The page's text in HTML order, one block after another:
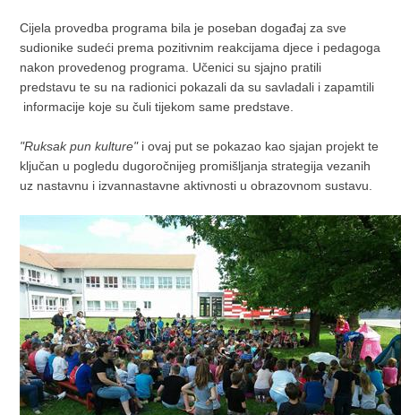
Cijela provedba programa bila je poseban događaj za sve
sudionike sudeći prema pozitivnim reakcijama djece i pedagoga
nakon provedenog programa. Učenici su sjajno pratili
predstavu te su na radionici pokazali da su savladali i zapamtili
informacije koje su čuli tijekom same predstave.
"Ruksak pun kulture"i ovaj put se pokazao kao sjajan projekt te
ključan u pogledu dugoročnijeg promišljanja strategija vezanih
uz nastavnu i izvannastavne aktivnosti u obrazovnom sustavu.